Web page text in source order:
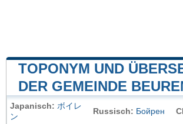
TOPONYM UND
DER GEMEINDE
Japanisch: ボイレ
ン
Russisch: Бойрен